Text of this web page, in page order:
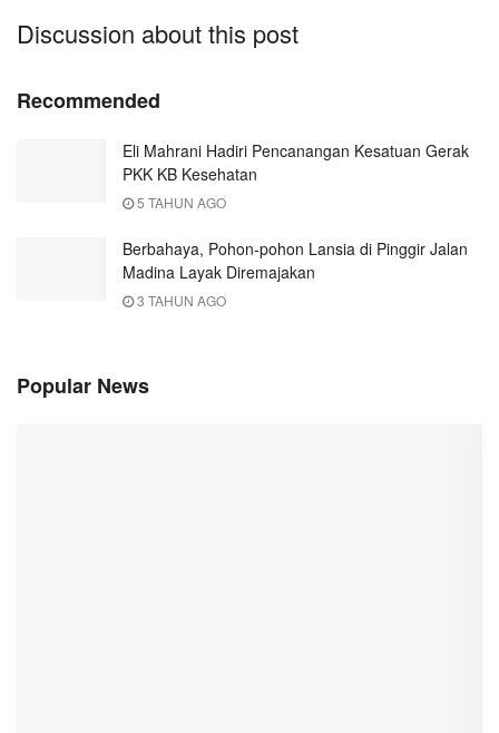
Discussion about this post
Recommended
Eli Mahrani Hadiri Pencanangan Kesatuan Gerak
PKK KB Kesehatan
5 TAHUN AGO
Berbahaya, Pohon-pohon Lansia di Pinggir Jalan
Madina Layak Diremajakan
3 TAHUN AGO
Popular News